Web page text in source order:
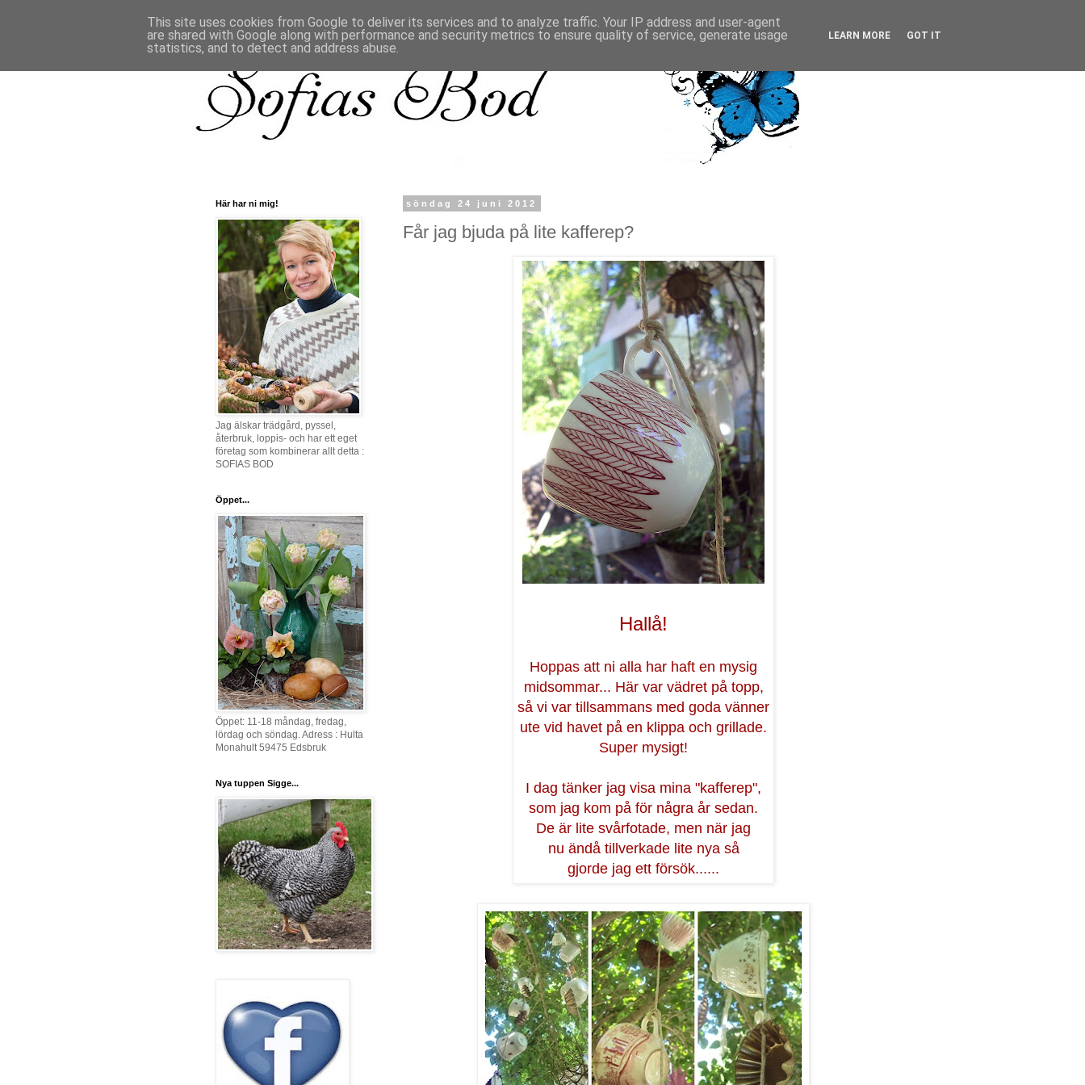
söndag 24 juni 2012
Får jag bjuda på lite kafferep?
Hallå!
Hoppas att ni alla har haft en mysig
midsommar... Här var vädret på topp,
så vi var tillsammans med goda vänner
ute vid havet på en klippa och grillade.
Super mysigt!
I dag tänker jag visa mina "kafferep",
som jag kom på för några år sedan.
De är lite svårfotade, men när jag
nu ändå tillverkade lite nya så
gjorde jag ett försök......
Här har ni mig!
Jag älskar trädgård, pyssel,
återbruk, loppis- och har ett eget
företag som kombinerar allt detta :
SOFIAS BOD
Öppet...
Öppet: 11-18 måndag, fredag,
lördag och söndag. Adress : Hulta
Monahult 59475 Edsbruk
Nya tuppen Sigge...
This site uses cookies from Google to deliver its services and to analyze traffic. Your IP address and user-agent
are shared with Google along with performance and security metrics to ensure quality of service, generate usage
statistics, and to detect and address abuse.
LEARN MORE GOT IT